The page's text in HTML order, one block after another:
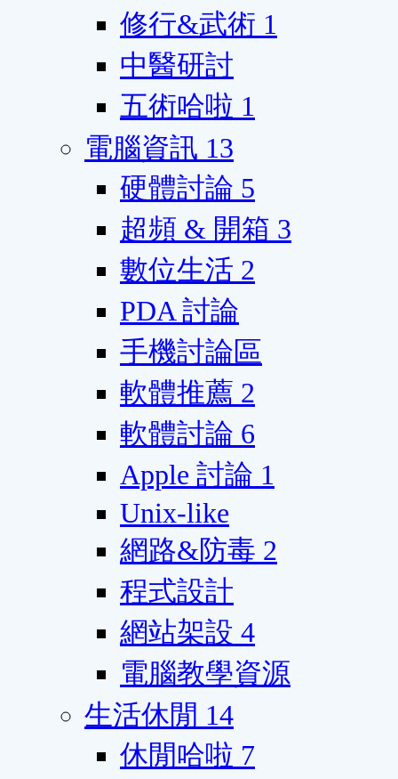
修行&武術 1
中醫研討
五術哈啦 1
電腦資訊 13
硬體討論 5
超頻 & 開箱 3
數位生活 2
PDA 討論
手機討論區
軟體推薦 2
軟體討論 6
Apple 討論 1
Unix-like
網路&防毒 2
程式設計
網站架設 4
電腦教學資源
生活休閒 14
休閒哈啦 7